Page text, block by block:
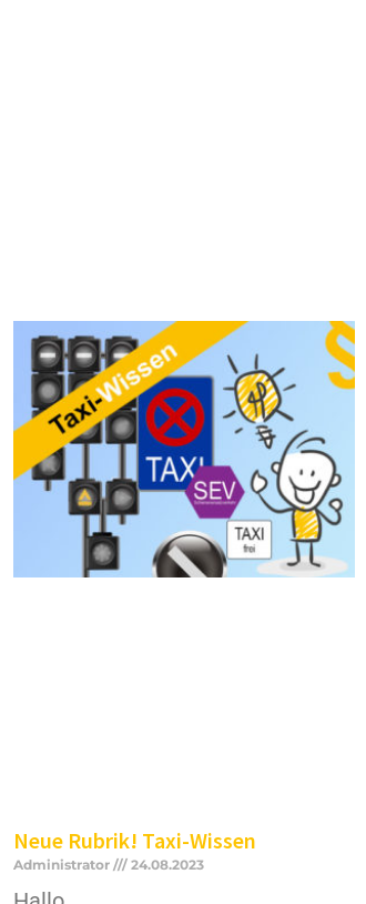
Neue Rubrik! Taxi-Wissen
Administrator 24.08.2023